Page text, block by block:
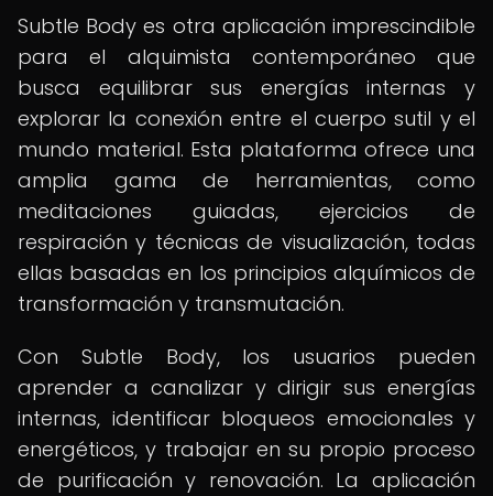
Subtle Body es otra aplicación imprescindible
para el alquimista contemporáneo que
busca equilibrar sus energías internas y
explorar la conexión entre el cuerpo sutil y el
mundo material. Esta plataforma ofrece una
amplia gama de herramientas, como
meditaciones guiadas, ejercicios de
respiración y técnicas de visualización, todas
ellas basadas en los principios alquímicos de
transformación y transmutación.
Con Subtle Body, los usuarios pueden
aprender a canalizar y dirigir sus energías
internas, identificar bloqueos emocionales y
energéticos, y trabajar en su propio proceso
de purificación y renovación. La aplicación